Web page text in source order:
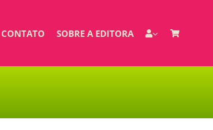
CONTATO SOBRE A EDITORA